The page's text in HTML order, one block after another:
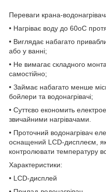
Переваги крана-
• Нагріває воду до 60оС
• Виглядає набагато
або у ванні;
• Не вимагає складного
самостійно;
• Займає набагато менше
бойлери та водонагрівачі;
• Суттєво економить
звичайними нагрівачами.
• Проточний водонагрівач
оснащений LCD-дисплеєм,
контролювати температуру
Характеристики:
• LCD-дисплей